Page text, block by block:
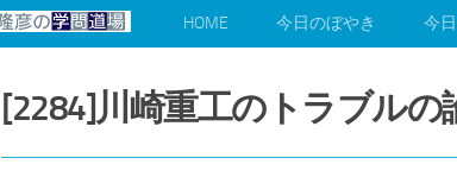
HOME 今日のぼやき 今
[2284]川崎重工のトラブルの